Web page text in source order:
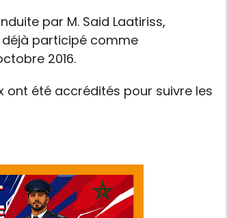
par M. Said Laatiriss,
déjà participé comme
2016.
ont été accrédités pour suivre les